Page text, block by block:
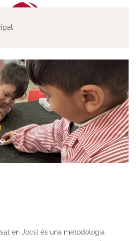
en Jocs) és una metodologia